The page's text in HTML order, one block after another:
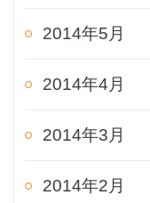
2014年5月
2014年4月
2014年3月
2014年2月